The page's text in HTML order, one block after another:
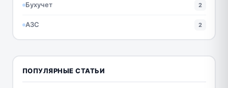
Бухучет 2
АЗС 2
ПОПУЛЯРНЫЕ СТАТЬИ